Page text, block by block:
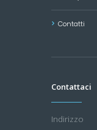
Contatti
Contattaci
Indirizzo